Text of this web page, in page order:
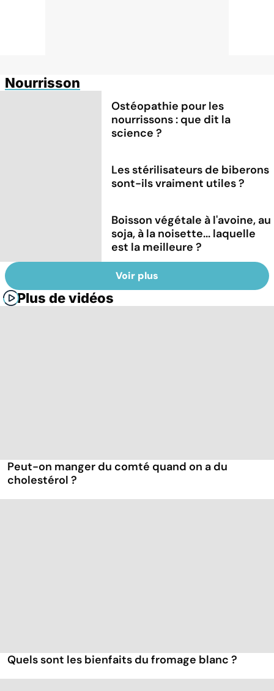
Nourrisson
Ostéopathie pour les
nourrissons : que dit la
science ?
Les stérilisateurs de biberons
sont-ils vraiment utiles ?
Boisson végétale à l'avoine, au
soja, à la noisette... laquelle
est la meilleure ?
Voir plus
Plus de vidéos
Peut-on manger du comté quand on a du
cholestérol ?
Quels sont les bienfaits du fromage blanc ?